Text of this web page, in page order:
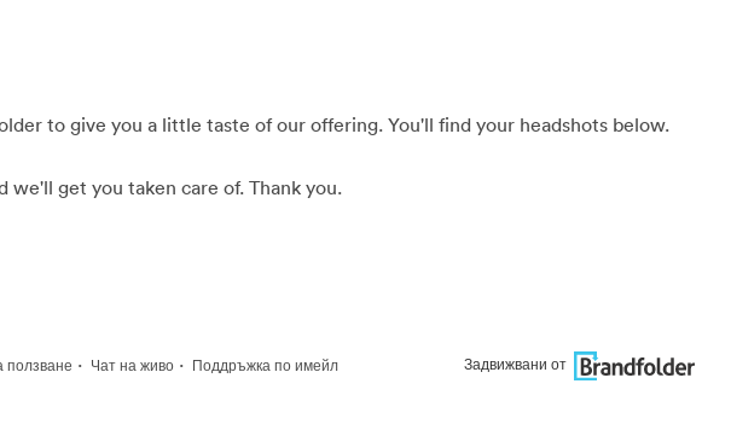
to give you a little taste of our offering. You'll find your headshots below.
we'll get you taken care of. Thank you.
ползване · Чат на живо · Поддръжка по имейл Задвижвани от